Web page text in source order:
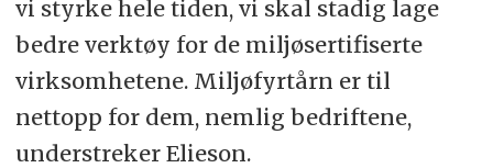
vi styrke hele tiden, vi skal stadig lage
bedre verktøy for de miljøsertifiserte
virksomhetene. Miljøfyrtårn er til
nettopp for dem, nemlig bedriftene,
understreker Elieson.